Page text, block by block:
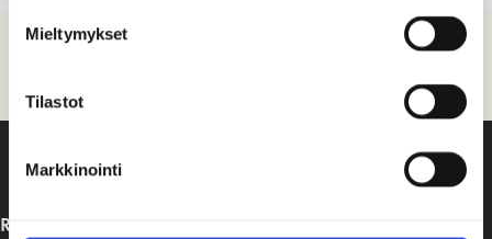
Mieltymykset
Tilastot
Markkinointi
RAASEPORIN KAUPUNKI